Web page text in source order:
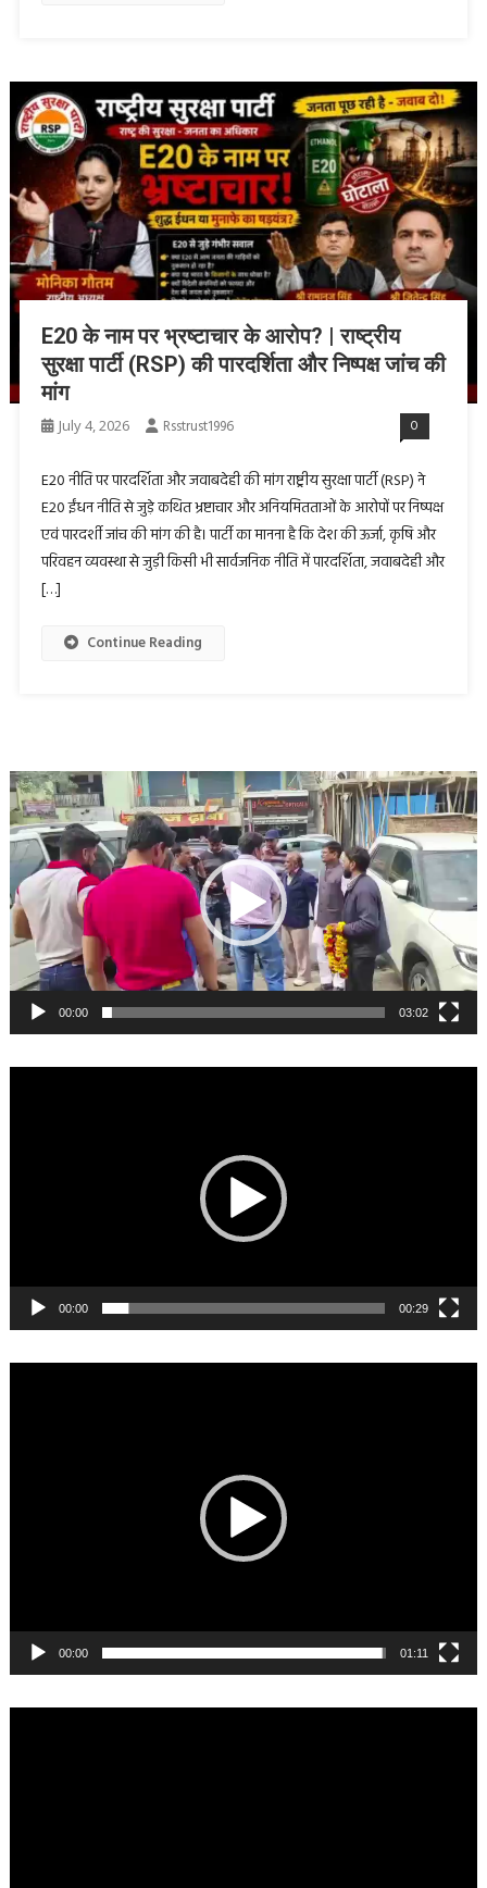
E20 के नाम पर भ्रष्टाचार के आरोप? | राष्ट्रीय
सुरक्षा पार्टी (RSP) की पारदर्शिता और निष्पक्ष जांच की
मांग
July 4, 2026 Rsstrust1996 0
E20 नीति पर पारदर्शिता और जवाबदेही की मांग राष्ट्रीय सुरक्षा पार्टी (RSP) ने
E20 ईंधन नीति से जुड़े कथित भ्रष्टाचार और अनियमितताओं के आरोपों पर निष्पक्ष
एवं पारदर्शी जांच की मांग की है। पार्टी का मानना है कि देश की ऊर्जा, कृषि और
परिवहन व्यवस्था से जुड़ी किसी भी सार्वजनिक नीति में पारदर्शिता, जवाबदेही और
[…]
Continue Reading
Video
Player
00:00 03:02
00:00 00:29
00:00 01:11